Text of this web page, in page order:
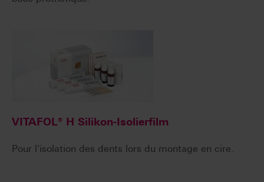
VITAFOL® H Silikon-Isolierfilm
Pour l'isolation des dents lors du montage en cire.